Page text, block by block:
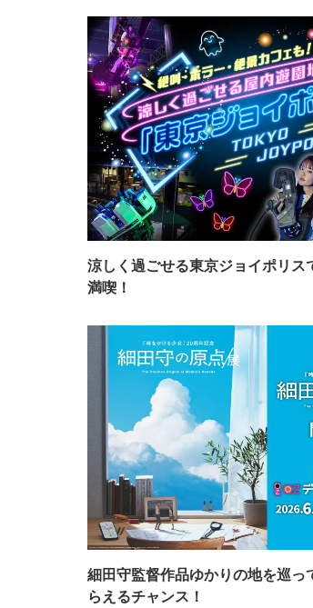
涼しく過ごせる東京ジョイポリス
満喫！
細田守監督作品ゆかりの地を巡っ
らえるチャンス！